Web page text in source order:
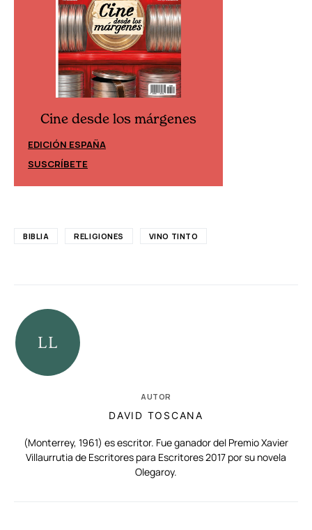
Cine desde los márgenes
EDICIÓN ESPAÑA
SUSCRÍBETE
BIBLIA RELIGIONES VINO TINTO
AUTOR
DAVID TOSCANA
(Monterrey, 1961) es escritor. Fue ganador del Premio Xavier
Villaurrutia de Escritores para Escritores 2017 por su novela
Olegaroy.